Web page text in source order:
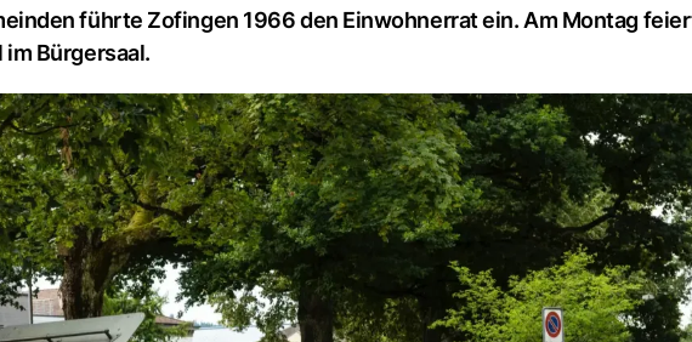
führte Zofingen 1966 den Einwohnerrat ein. Am Montag
Bürgersaal.